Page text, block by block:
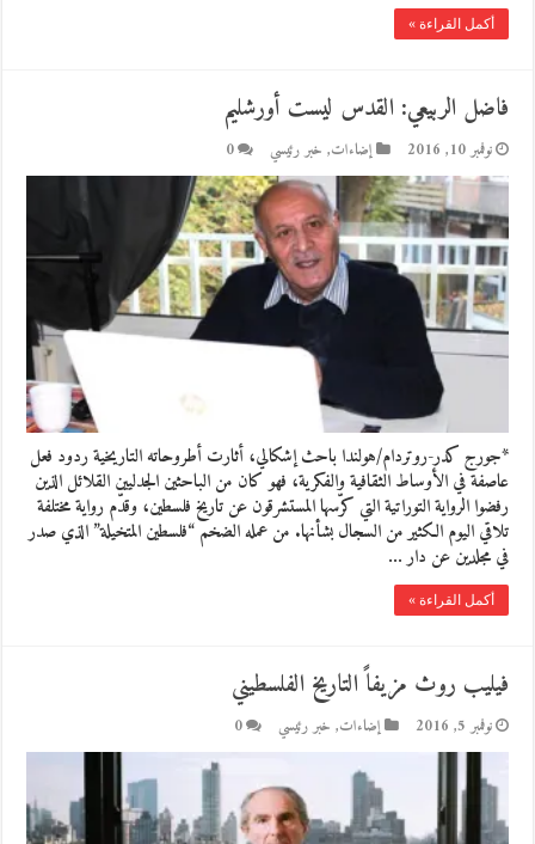
أكمل القراءة »
فاضل الربيعي: القدس ليست أورشليم
نوفمبر 10, 2016 إضاءات, خبر رئيسي 0
*جورج كدر-روتردام/هولندا باحث إشكالي، أثارت أطروحاته التاريخية ردود فعل
عاصفة في الأوساط الثقافية والفكرية، فهو كان من الباحثين الجدليين القلائل الذين
رفضوا الرواية التوراتية التي كرّسها المستشرقون عن تاريخ فلسطين، وقدّم رواية مختلفة
تلاقي اليوم الكثير من السجال بشأنها. من عمله الضخم “فلسطين المتخيلة” الذي صدر
في مجلدين عن دار …
أكمل القراءة »
فيليب روث مزيفاً التاريخ الفلسطيني
نوفمبر 5, 2016 إضاءات, خبر رئيسي 0